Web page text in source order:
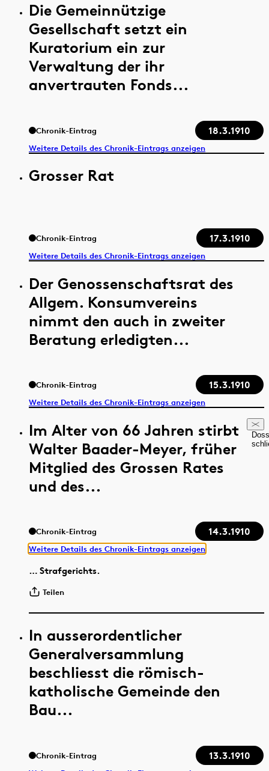
Die Gemeinnützige
Gesellschaft setzt ein
Kuratorium ein zur
Verwaltung der ihr
anvertrauten Fonds...
Chronik-Eintrag 18.3.1910
Weitere Details des Chronik-Eintrags anzeigen
Grosser Rat
Chronik-Eintrag 17.3.1910
Weitere Details des Chronik-Eintrags anzeigen
Der Genossenschaftsrat des
Allgem. Konsumvereins
nimmt den auch in zweiter
Beratung erledigten...
Chronik-Eintrag 15.3.1910
Weitere Details des Chronik-Eintrags anzeigen
Im Alter von 66 Jahren stirbt
Walter Baader-Meyer, früher
Mitglied des Grossen Rates
und des...
Chronik-Eintrag 14.3.1910
Weitere Details des Chronik-Eintrags anzeigen
… Strafgerichts.
Teilen
In ausserordentlicher
Generalversammlung
beschliesst die römisch-
katholische Gemeinde den
Bau...
Chronik-Eintrag 13.3.1910